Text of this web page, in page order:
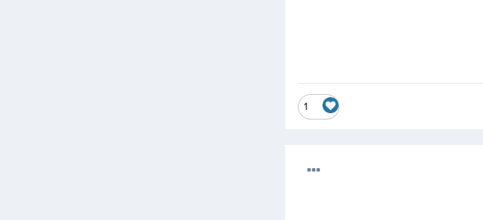
1